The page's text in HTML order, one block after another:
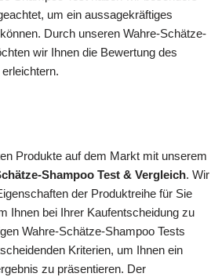
um ein aussagekräftiges
Durch unseren Wahre-Schätze-
wir Ihnen die Bewertung des
Produkte auf dem Markt mit unserem
Shampoo Test & Vergleich. Wir
der Produktreihe für Sie
Ihnen bei Ihrer Kaufentscheidung zu
Wahre-Schätze-Shampoo Tests
Kriterien, um Ihnen ein
zu präsentieren. Der